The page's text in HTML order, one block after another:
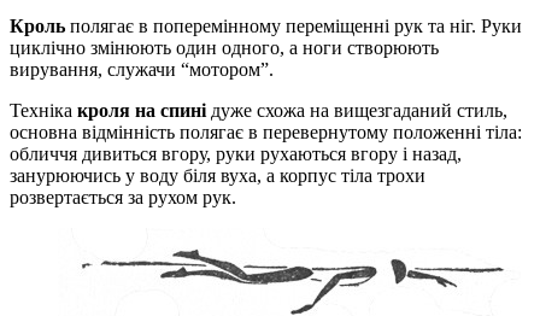
Кроль полягає в поперемінному переміщенні рук та ніг. Руки
циклічно змінюють один одного, а ноги створюють
вирування, служачи “мотором”.
Техніка кроля на спині дуже схожа на вищезгаданий стиль,
основна відмінність полягає в перевернутому положенні тіла:
обличчя дивиться вгору, руки рухаються вгору і назад,
занурюючись у воду біля вуха, а корпус тіла трохи
розвертається за рухом рук.